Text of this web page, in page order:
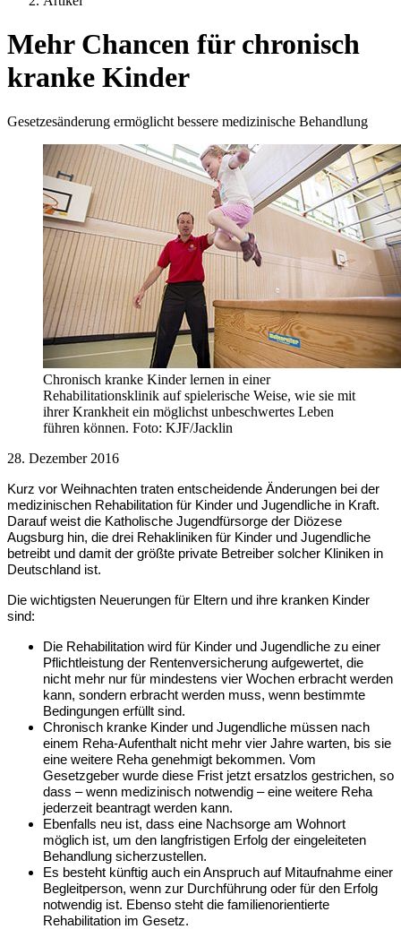
Mehr Chancen für chronisch
kranke Kinder
Gesetzesänderung ermöglicht bessere medizinische Behandlung
Chronisch kranke Kinder lernen in einer
Rehabilitationsklinik auf spielerische Weise, wie sie mit
ihrer Krankheit ein möglichst unbeschwertes Leben
führen können. Foto: KJF/Jacklin
28. Dezember 2016
Kurz vor Weihnachten traten entscheidende Änderungen bei der
medizinischen Rehabilitation für Kinder und Jugendliche in Kraft.
Darauf weist die Katholische Jugendfürsorge der Diözese
Augsburg hin, die drei Rehakliniken für Kinder und Jugendliche
betreibt und damit der größte private Betreiber solcher Kliniken in
Deutschland ist.
Die wichtigsten Neuerungen für Eltern und ihre kranken Kinder
sind:
Die Rehabilitation wird für Kinder und Jugendliche zu einer
Pflichtleistung der Rentenversicherung aufgewertet, die
nicht mehr nur für mindestens vier Wochen erbracht werden
kann, sondern erbracht werden muss, wenn bestimmte
Bedingungen erfüllt sind.
Chronisch kranke Kinder und Jugendliche müssen nach
einem Reha-Aufenthalt nicht mehr vier Jahre warten, bis sie
eine weitere Reha genehmigt bekommen. Vom
Gesetzgeber wurde diese Frist jetzt ersatzlos gestrichen, so
dass – wenn medizinisch notwendig – eine weitere Reha
jederzeit beantragt werden kann.
Ebenfalls neu ist, dass eine Nachsorge am Wohnort
möglich ist, um den langfristigen Erfolg der eingeleiteten
Behandlung sicherzustellen.
Es besteht künftig auch ein Anspruch auf Mitaufnahme einer
Begleitperson, wenn zur Durchführung oder für den Erfolg
notwendig ist. Ebenso steht die familienorientierte
Rehabilitation im Gesetz.